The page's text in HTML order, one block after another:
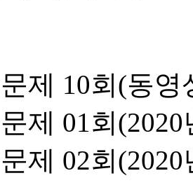
제 10회(동영
제 01회
제 02회